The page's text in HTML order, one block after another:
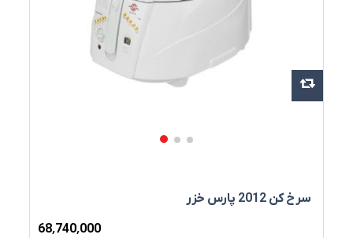
سرخ‌ کن 2012 پارس خزر
68٬740٬000